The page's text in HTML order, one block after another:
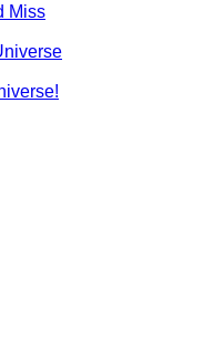
Miss